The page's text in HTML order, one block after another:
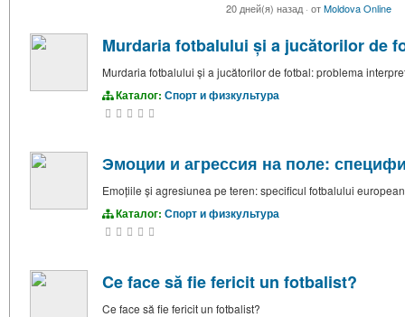
20 дней(я) назад · отMoldova Online
Murdaria fotbalului și a jucătorilor de
Murdaria fotbalului și a jucătorilor de fotbal: problema
Каталог: Спорт и физкультура
Эмоции и агрессия на поле:
Emoțiile și agresiunea pe teren: specificul fotbalului
Каталог: Спорт и физкультура
Ce face să fie fericit un fotbalist?
Ce face să fie fericit un fotbalist?